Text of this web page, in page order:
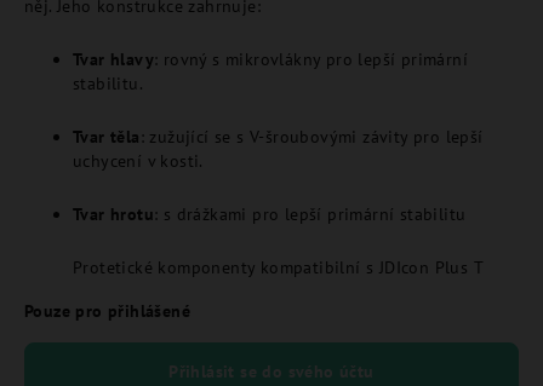
něj. Jeho konstrukce zahrnuje:
Tvar hlavy: rovný s mikrovlákny pro lepší primární
stabilitu.
Tvar těla : zužující se s V-šroubovými závity pro lepší
uchycení v kosti.
Tvar hrotu: s drážkami pro lepší primární stabilitu
Protetické komponenty kompatibilní s JDIcon Plus T
Pouze pro přihlášené
Přihlásit se do svého účtu